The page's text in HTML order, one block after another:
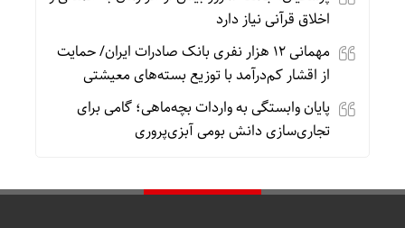
اخلاق قرآنی نیاز دارد
مهمانی ۱۲ هزار نفری بانک صادرات ایران/ حمایت
از اقشار کم‌درآمد با توزیع بسته‌های معیشتی
پایان وابستگی به واردات بچه‌ماهی؛ گامی برای
تجاری‌سازی دانش بومی آبزی‌پروری